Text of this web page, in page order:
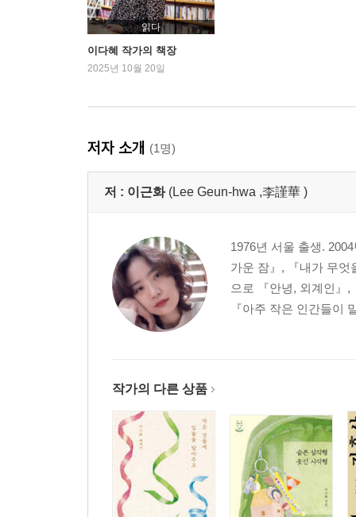
읽다
이다혜 작가의 책장
2025년 10월 20일
저자 소개 (1명)
저 : 이근화 (Lee Geun-hwa ,李謹華 )
1976년 서울 출생.
가운 잠』, 『내가 무
으로 『안녕, 외계인』
『아주 작은 인간들이
작가의 다른 상품